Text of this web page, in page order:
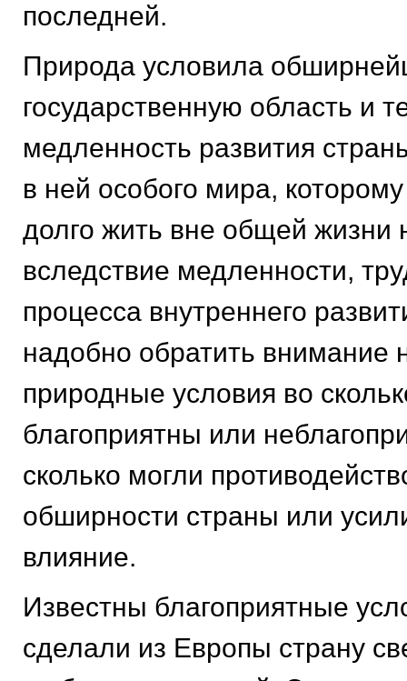
последней.
Природа условила
государственную область и
медленность развития
в ней особого мира,
долго жить вне общей жизни
вследствие медленности,
процесса внутреннего
надобно обратить внимание
природные условия во
благоприятны или
сколько могли
обширности страны или
влияние.
Известны благоприятные
сделали из Европы страну